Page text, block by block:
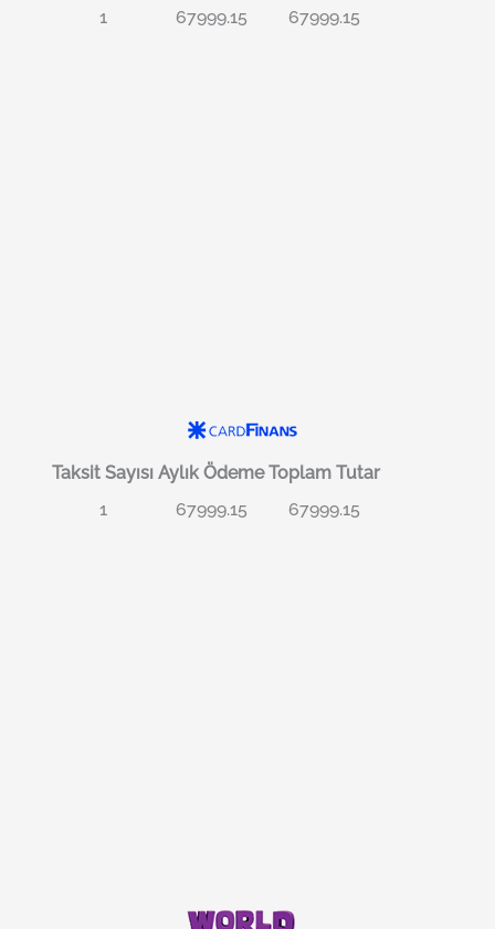
1
67999.15 67999.15
Taksit Sayısı Aylık Ödeme Toplam Tutar
1
67999.15 67999.15